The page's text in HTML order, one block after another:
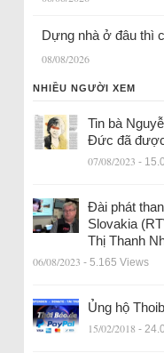
Dựng nhà ở đâu thì
08/08/2026
NHIỀU NGƯỜI XEM
Tin bà
Đức đã
07/08/2023 -
Đài phát
Slovakia
Thị Thanh
06/08/2023 - 5.165 Views
Ủng hộ
15/02/2018 -